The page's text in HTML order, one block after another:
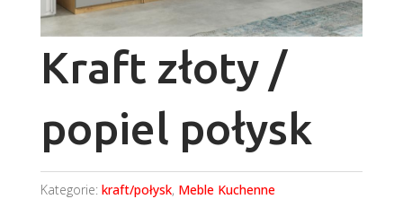
Kraft złoty /
popiel połysk
Kategorie: kraft/połysk, Meble Kuchenne